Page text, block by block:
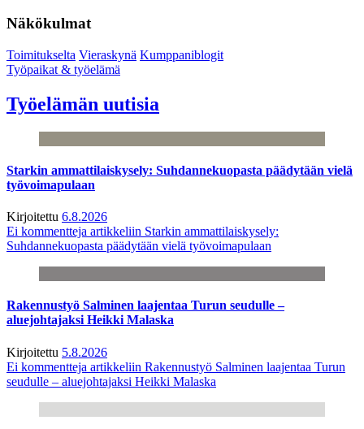
Näkökulmat
Toimitukselta Vieraskynä Kumppaniblogit
Työpaikat & työelämä
Työelämän uutisia
Starkin ammattilaiskysely: Suhdannekuopasta päädytään vielä
työvoimapulaan
Kirjoitettu 6.8.2026
Ei kommentteja artikkeliin Starkin ammattilaiskysely:
Suhdannekuopasta päädytään vielä työvoimapulaan
Rakennustyö Salminen laajentaa Turun seudulle –
aluejohtajaksi Heikki Malaska
Kirjoitettu 5.8.2026
Ei kommentteja artikkeliin Rakennustyö Salminen laajentaa Turun
seudulle – aluejohtajaksi Heikki Malaska